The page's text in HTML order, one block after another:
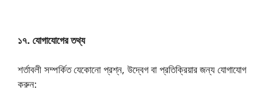
১৭. যোগাযোগের তথ্য
শর্তাবলী সম্পর্কিত যেকোনো প্রশ্ন, উদ্বেগ বা প্রতিক্রিয়ার জন্য যোগাযোগ
করুন: